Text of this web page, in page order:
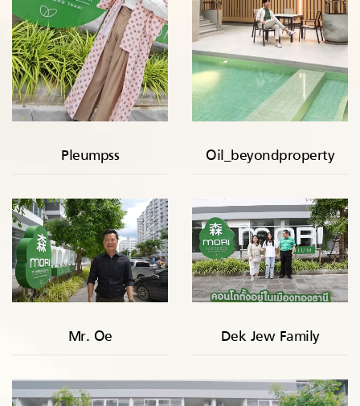
Pleumpss Oil_beyondproperty
Mr. Oe Dek Jew Family